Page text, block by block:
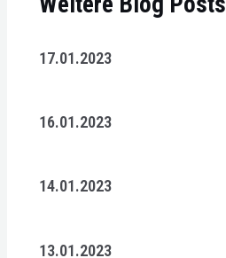
17.01.2023
16.01.2023
14.01.2023
13.01.2023